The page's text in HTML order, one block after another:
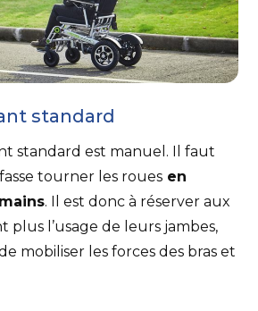
standard
standard est manuel. Il faut
tourner les roues en
. Il est donc à réserver aux
plus l’usage de leurs jambes,
mobiliser les forces des bras et